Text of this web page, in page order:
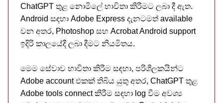
ChatGPT තුළ නොමිලේ භාවිතා කිරීමට ලබා දී ඇත.
Android සඳහා Adobe Express දැනටමත් available
වන අතර, Photoshop සහ Acrobat Android support
ඉදිරි කාලයේදී ලබා දීමට නියමිතය.
මෙම සේවාව භාවිතා කිරීම සඳහා, පරිශීලකයින්ට
Adobe account එකක් තිබිය යුතු අතර, ChatGPT තුළ
Adobe tools connect කිරීම සඳහා log වීම අවශ්‍ය